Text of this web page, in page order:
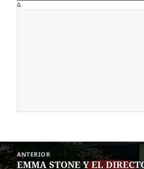
Δ
Navegación
de
ANTERIOR
Entrada
EMMA STONE Y EL